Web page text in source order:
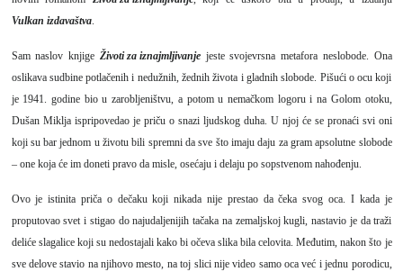
Vulkan izdavaštva.
Sam naslov knjige Životi za iznajmljivanjejeste svojevrsna metafora neslobode. Ona
oslikava sudbine potlačenih i nedužnih, žednih života i gladnih slobode. Pišući o ocu koji
je 1941. godine bio u zarobljeništvu, a potom u nemačkom logoru i na Golom otoku,
Dušan Miklja ispripovedao je priču o snazi ljudskog duha. U njoj će se pronaći svi oni
koji su bar jednom u životu bili spremni da sve što imaju daju za gram apsolutne slobode
– one koja će im doneti pravo da misle, osećaju i delaju po sopstvenom nahođenju.
Ovo je istinita priča o dečaku koji nikada nije prestao da čeka svog oca. I kada je
proputovao svet i stigao do najudaljenijih tačaka na zemaljskoj kugli, nastavio je da traži
deliće slagalice koji su nedostajali kako bi očeva slika bila celovita. Međutim, nakon što je
sve delove stavio na njihovo mesto, na toj slici nije video samo oca već i jednu porodicu,